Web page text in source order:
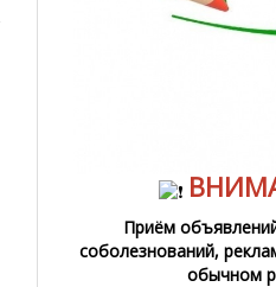
Приём
соболезнований,
обычном